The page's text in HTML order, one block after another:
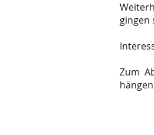
gingen
Zum